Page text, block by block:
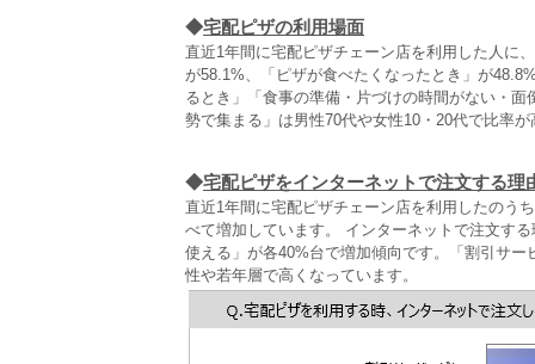
◆宅配ピザの利用場面
直近1年間に宅配ピザチェーン店を利用した人に
が58.1%、「ピザが食べたくなったとき」が
るとき」「食事の準備・片づけの時間がない・
勢で集まる」は男性70代や女性10・20代で比率
◆宅配ピザをインターネットで注文する理
直近1年間に宅配ピザチェーン店を利用したのう
べて増加しています。 インターネットで注文す
使える」が各40%台で増加傾向です。「割引サ
性や若年層で高くなっています。